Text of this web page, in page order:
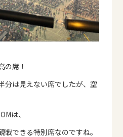
の席！
分は見えない席でしたが、空
は、
できる特別席なのですね。